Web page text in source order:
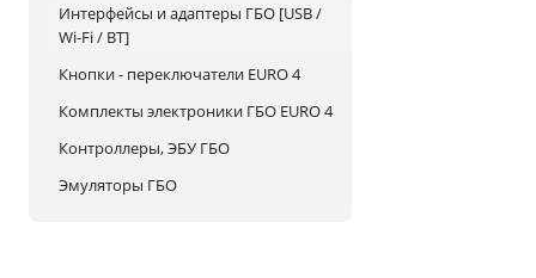
Интерфейсы и адаптеры ГБО [USB /
Wi-Fi / BT]
Кнопки - переключатели EURO 4
Комплекты электроники ГБО EURO 4
Контроллеры, ЭБУ ГБО
Эмуляторы ГБО